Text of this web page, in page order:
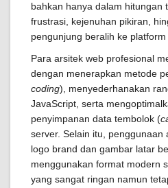
bahkan hanya dalam hitungan
frustrasi, kejenuhan pikiran,
pengunjung beralih ke platform
Para arsitek web profesional
dengan menerapkan metode
coding), menyederhanakan
JavaScript, serta
penyimpanan data tembolok (
server. Selain itu, penggunaan
logo brand dan gambar latar
menggunakan format modern
yang sangat ringan namun